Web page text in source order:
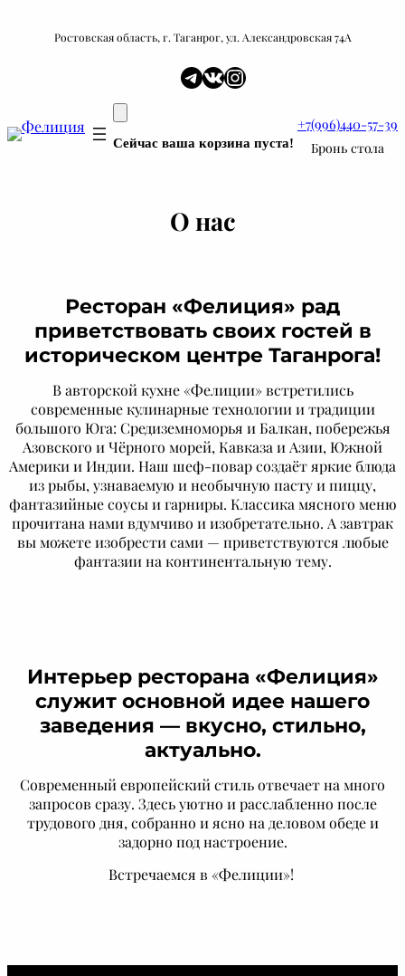
Ростовская область, г. Таганрог, ул. Александровская 74А
Telegram
ВКонтакте
Instagram
Сейчас ваша корзина пуста!
+7(996)440-57-39
Бронь стола
О нас
Ресторан «Фелиция» рад
приветствовать своих гостей в
историческом центре Таганрога!
В авторской кухне «Фелиции» встретились
современные кулинарные технологии и традиции
большого Юга: Средиземноморья и Балкан, побережья
Азовского и Чёрного морей, Кавказа и Азии, Южной
Америки и Индии. Наш шеф-повар создаёт яркие блюда
из рыбы, узнаваемую и необычную пасту и пиццу,
фантазийные соусы и гарниры. Классика мясного меню
прочитана нами вдумчиво и изобретательно. А завтрак
вы можете изобрести сами — приветствуются любые
фантазии на континентальную тему.
Интерьер ресторана «Фелиция»
служит основной идее нашего
заведения — вкусно, стильно,
актуально.
Современный европейский стиль отвечает на много
запросов сразу. Здесь уютно и расслабленно после
трудового дня, собранно и ясно на деловом обеде и
задорно под настроение.
Встречаемся в «Фелиции»!